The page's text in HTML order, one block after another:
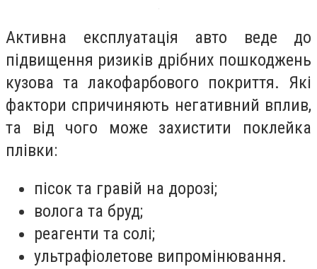
Активна експлуатація авто веде до
підвищення ризиків дрібних пошкоджень
кузова та лакофарбового покриття. Які
фактори спричиняють негативний вплив,
та від чого може захистити поклейка
плівки:
пісок та гравій на дорозі;
волога та бруд;
реагенти та солі;
ультрафіолетове випромінювання.